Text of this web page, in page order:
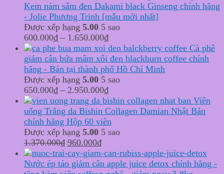
Kem nám sâm đen Dakami black Ginseng chính hãng
- Jolie Phương Trinh [mẫu mới nhất]
Được xếp hạng 5.00 5 sao
600.000₫ – 1.650.000₫
Cà phê
giảm cân bứa mâm xôi đen blackburn coffee chính
hãng - Bán tại thành phố Hồ Chí Minh
Được xếp hạng 5.00 5 sao
650.000₫ – 2.950.000₫
Viên
uống Trắng da Bishin Collagen Damian Nhật Bản
chính hãng Hộp 60 viên
Được xếp hạng 5.00 5 sao
1.370.000₫ Original
price
was:
960.000₫Current
price
is:
Nước ép táo giảm cân apple juice detox chính hãng -